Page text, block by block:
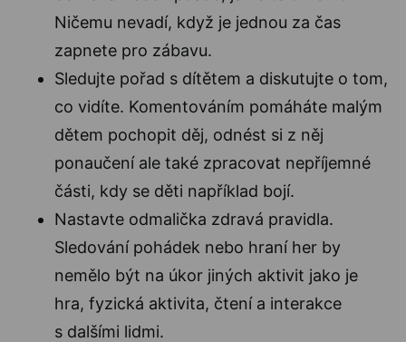
Ničemu nevadí, když je jednou za čas
zapnete pro zábavu.
Sledujte pořad s dítětem a diskutujte o tom,
co vidíte. Komentováním pomáháte malým
dětem pochopit děj, odnést si z něj
ponaučení ale také zpracovat nepříjemné
části, kdy se děti například bojí.
Nastavte odmalička zdravá pravidla.
Sledování pohádek nebo hraní her by
nemělo být na úkor jiných aktivit jako je
hra, fyzická aktivita, čtení a interakce
s dalšími lidmi.